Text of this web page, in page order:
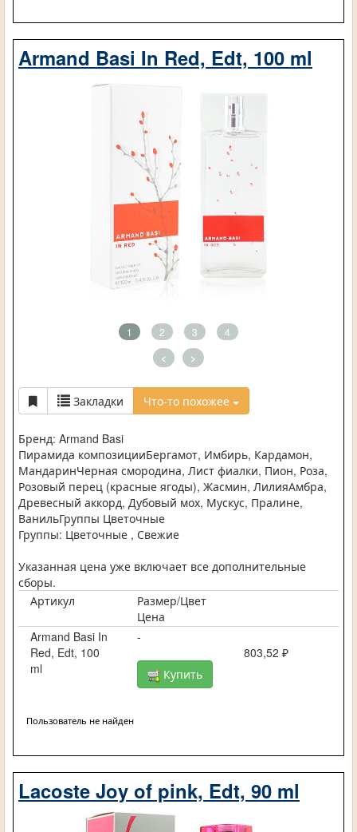
Armand Basi In Red, Edt, 100 ml
1 2 3 4
< >
Закладки Что-то похожее
Бренд: Armand Basi
Пирамида композицииБергамот, Имбирь, Кардамон,
МандаринЧерная смородина, Лист фиалки, Пион, Роза,
Розовый перец (красные ягоды), Жасмин, ЛилияАмбра,
Древесный аккорд, Дубовый мох, Мускус, Пралине,
ВанильГруппы Цветочные
Группы: Цветочные , Свежие
Указанная цена уже включает все дополнительные
сборы.
Артикул
Размер/Цвет
Цена
Armand Basi In
Red, Edt, 100
ml
-
803,52 ₽
Купить
Пользователь не найден
Lacoste Joy of pink, Edt, 90 ml